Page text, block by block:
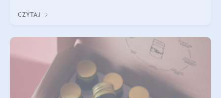
CZYTAJ